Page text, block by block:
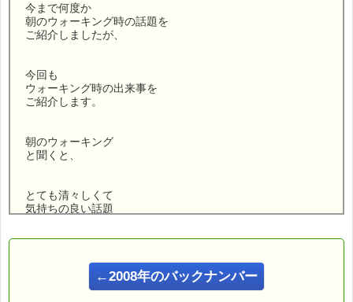
今まで何度か
朝のウォーキング時の話題を
ご紹介しましたが、
今回も
ウォーキング時の出来事を
ご紹介します。
朝のウォーキング
と聞くと、
とても清々しくて
気持ちの良い話題
←2008年のバックナンバー